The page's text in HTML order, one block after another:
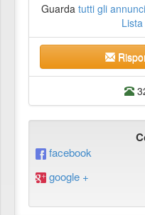
Guarda tutti gli annunci
facebook
google +